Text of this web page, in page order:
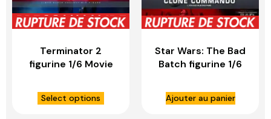
Terminator 2
figurine 1/6 Movie
1000 (2.0) – HOT
TOYS
Select options
Star Wars: The Bad
Batch figurine 1/6
HOT TOYS
Ajouter au panier